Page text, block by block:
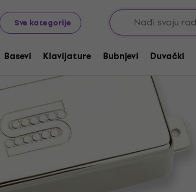
Sve kategorije
Basevi Klavijature Bubnjevi Duvački
Gitarski magneti
Humbucker magneti